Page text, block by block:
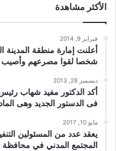
الأكثر مشاهدة
فبراير 9, 2014
شخصا لقوا مصرعهم وأصيب 130 آخرون باختناقات إثر
ديسمبر 28, 2013
أكد الدكتور مفيد شهاب
فى الدستور الجديد وهى المادة 93 للتأكيد على احترام
مايو 10, 2017
يعقد عدد من المسئولين
المجتمع المدني في محافظة